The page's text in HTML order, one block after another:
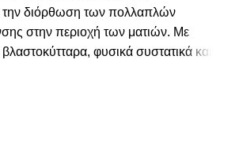
την διόρθωση των πολλαπλών
στην περιοχή των ματιών. Με
φυσικά συστατικά και